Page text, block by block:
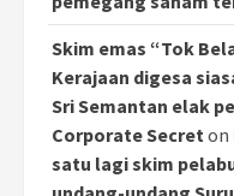
Skim emas “Tok
Kerajaan digesa
Sri Semantan elak
Corporate Secreton
satu lagi skim